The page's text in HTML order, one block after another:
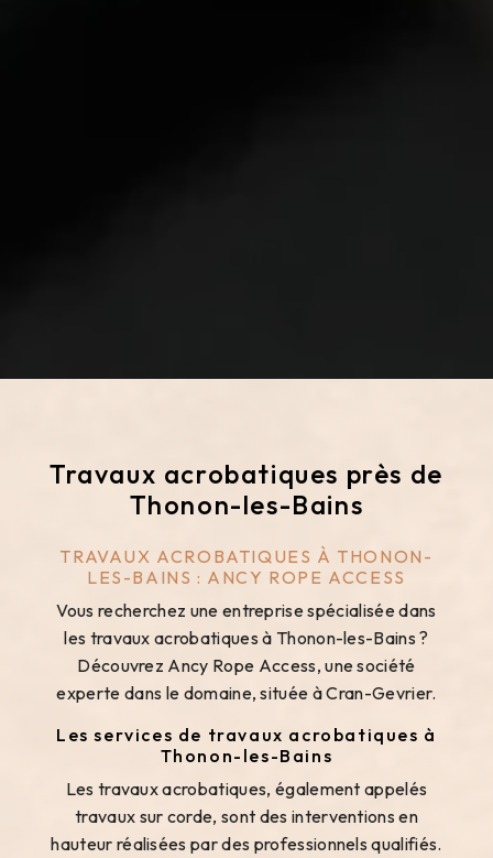
Travaux acrobatiques près de
Thonon-les-Bains
TRAVAUX ACROBATIQUES À THONON-
LES-BAINS : ANCY ROPE ACCESS
Vous recherchez une entreprise spécialisée dans
les travaux acrobatiques à Thonon-les-Bains ?
Découvrez Ancy Rope Access, une société
experte dans le domaine, située à Cran-Gevrier.
Les services de travaux acrobatiques à
Thonon-les-Bains
Les travaux acrobatiques, également appelés
travaux sur corde, sont des interventions en
hauteur réalisées par des professionnels qualifiés.